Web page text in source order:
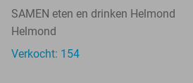
SAMEN eten en drinken Helmond
Helmond
Verkocht: 154